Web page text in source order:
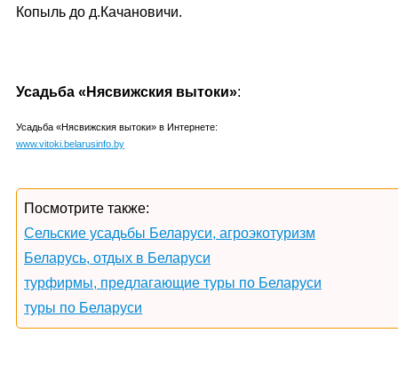
Копыль до д.Качановичи.
Усадьба «Нясвижския вытоки»:
Усадьба «Нясвижския вытоки» в Интернете:
www.vitoki.belarusinfo.by
Посмотрите также:
Сельские усадьбы Беларуси, агроэкотуризм
Беларусь, отдых в Беларуси
турфирмы, предлагающие туры по Беларуси
туры по Беларуси